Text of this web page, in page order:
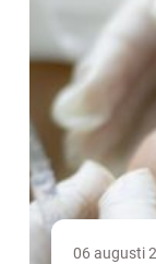
06 augusti